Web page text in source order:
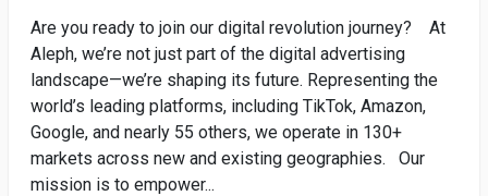
Are you ready to join our digital revolution journey? At
Aleph, we’re not just part of the digital advertising
landscape—we’re shaping its future. Representing the
world’s leading platforms, including TikTok, Amazon,
Google, and nearly 55 others, we operate in 130+
markets across new and existing geographies. Our
mission is to empower...